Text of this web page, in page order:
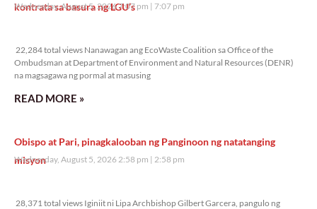
kontrata sa basura ng LGU’s
Wednesday, August 5, 2026 7:07 pm 7:07 pm
22,284 total views Nanawagan ang EcoWaste Coalition sa Office of the
Ombudsman at Department of Environment and Natural Resources (DENR)
na magsagawa ng pormal at masusing
READ MORE »
Obispo at Pari, pinagkalooban ng Panginoon ng natatanging
misyon
Wednesday, August 5, 2026 2:58 pm 2:58 pm
28,371 total views Iginiit ni Lipa Archbishop Gilbert Garcera, pangulo ng